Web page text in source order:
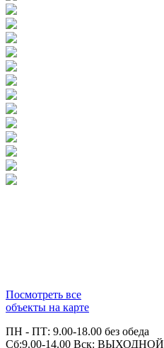
Посмотреть все
объекты на карте
ПН - ПТ: 9.00-18.00 без обеда
Сб:9.00-14.00 Вск: ВЫХОДНОЙ